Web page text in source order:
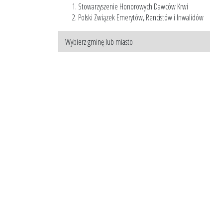
Stowarzyszenie Honorowych Dawców Krwi
Polski Związek Emerytów, Rencistów i Inwalidów